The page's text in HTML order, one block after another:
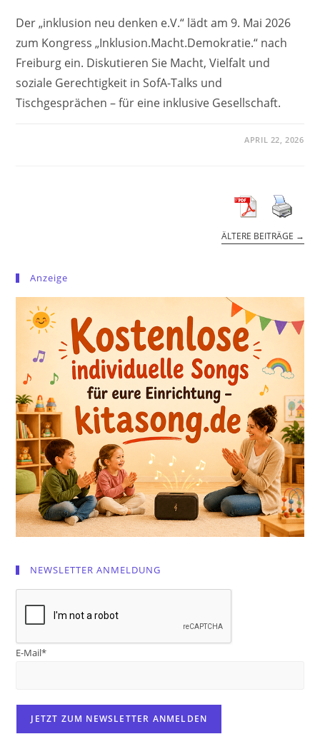
Der „inklusion neu denken e.V.“ lädt am 9. Mai 2026
zum Kongress „Inklusion.Macht.Demokratie.“ nach
Freiburg ein. Diskutieren Sie Macht, Vielfalt und
soziale Gerechtigkeit in SofA-Talks und
Tischgesprächen – für eine inklusive Gesellschaft.
APRIL 22, 2026
ÄLTERE BEITRÄGE →
Anzeige
NEWSLETTER ANMELDUNG
E-Mail*